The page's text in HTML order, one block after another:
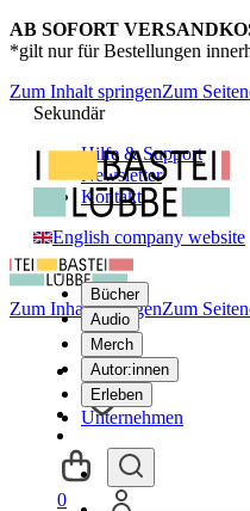
AB SOFORT
*gilt nur für Bestellungen
Zum Inhalt springenZum
Sekundär
Hilfe & Support
Newsletter
Kontakt
English company website
Bücher
Audio
Merch
Autor:innen
Erleben
Unternehmen
Zum Inhalt springenZum
0